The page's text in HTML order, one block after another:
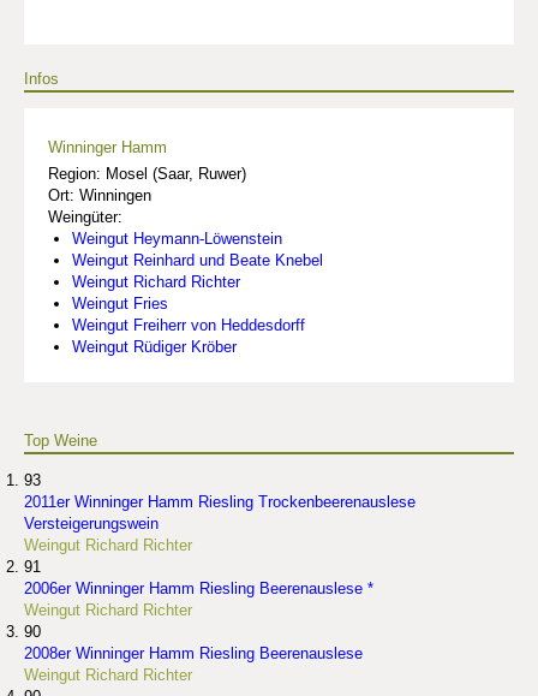
Infos
Winninger Hamm
Region: Mosel (Saar, Ruwer)
Ort: Winningen
Weingüter:
Weingut Heymann-Löwenstein
Weingut Reinhard und Beate Knebel
Weingut Richard Richter
Weingut Fries
Weingut Freiherr von Heddesdorff
Weingut Rüdiger Kröber
Top Weine
93
2011er Winninger Hamm Riesling Trockenbeerenauslese
Versteigerungswein
Weingut Richard Richter
91
2006er Winninger Hamm Riesling Beerenauslese *
Weingut Richard Richter
90
2008er Winninger Hamm Riesling Beerenauslese
Weingut Richard Richter